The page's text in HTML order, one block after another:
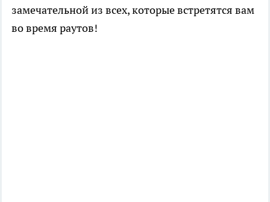
замечательной из всех, которые встретятся вам
во время раутов!